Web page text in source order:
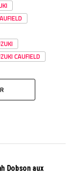
CAUFIELD
Dobson aux